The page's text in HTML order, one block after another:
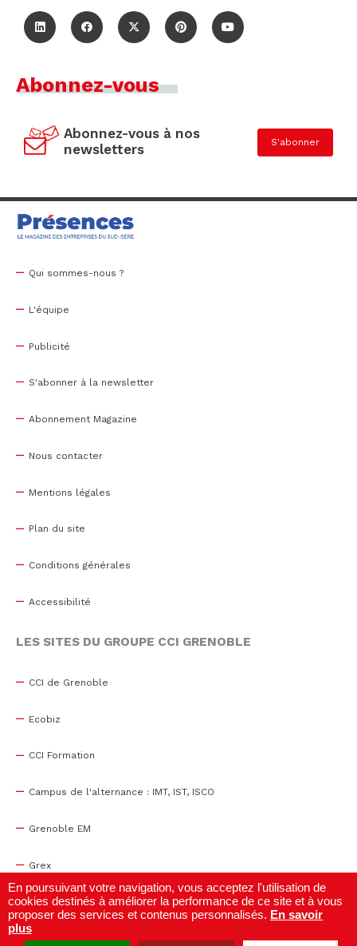
Abonnez-vous
Abonnez-vous à nos
newsletters
S'abonner
Qui sommes-nous ?
L'équipe
Publicité
S'abonner à la newsletter
Abonnement Magazine
Nous contacter
Mentions légales
Plan du site
Conditions générales
Accessibilité
LES SITES DU GROUPE CCI GRENOBLE
CCI de Grenoble
Ecobiz
CCI Formation
Campus de l'alternance : IMT, IST, ISCO
Grenoble EM
Grex
WTC Grenoble
Centre de congrès
En poursuivant votre navigation, vous acceptez l'utilisation de
cookies destinés à améliorer la performance de ce site et à vous
proposer des services et contenus personnalisés. En savoir
plus